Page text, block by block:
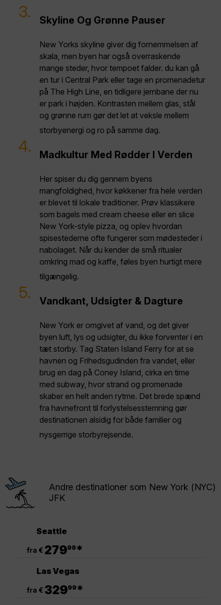
3. Skyline Og Grønne Pauser
New Yorks skyline giver dig fornemmelsen af
skala, men byen har også overraskende
mange steder, hvor tempoet falder. du kan gå
en tur i Central Park eller tage en promenadetur
på The High Line, en tidligere jernbane der nu
er park i højden. Kontrasten mellem glas, stål
og grønne rum gør det let at veksle mellem
storbyenergi og ro på samme dag.
4. Madkultur Med Rødder I Verden
Her spiser du dig gennem byens
mangfoldighed, hvor køkkener fra hele verden
er blevet til lokale traditioner. Prøv klassikere
som bagels med cream cheese eller en slice
New York-style pizza, og oplev hvordan
spisestederne ofte fungerer som mødesteder i
nabolaget. Når du kender de små ritualer
omkring mad og kaffe, føles byen hurtigt mere
tilgængelig.
5. Vandkant, Udsigter & Dagture
New York er omgivet af vand, og det giver
byen luft, lys og udsigter, du ikke forventer i en
tæt storby. Tag Staten Island Ferry for at se
havnen og Frihedsgudinden fra vandet, eller
brug en dag på Coney Island, cirka en time
med subway, hvor strand og promenade
skaber en helt anden rytme. Det brede spænd
fra havnefront til forlystelsesstemning gør
destinationen alsidig for både familier og
nysgerrige storbyrejsende.
Andre destinationer som New York (NYC)
JFK
Seattle
fra € 27999*
Las Vegas
fra € 32999*